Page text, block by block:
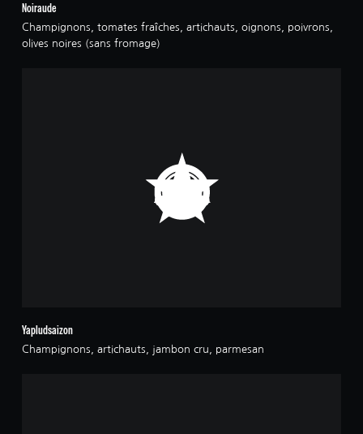
Noiraude
Champignons, tomates fraîches, artichauts, oignons, poivrons,
olives noires (sans fromage)
Yapludsaizon
Champignons, artichauts, jambon cru, parmesan